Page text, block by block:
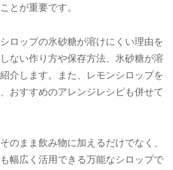
とが重要です。
ロップの氷砂糖が溶けにくい理由を
ない作り方や保存方法、氷砂糖が溶
介します。また、レモンシロップを
おすすめのアレンジレシピも併せて
のまま飲み物に加えるだけでなく、
幅広く活用できる万能なシロップで